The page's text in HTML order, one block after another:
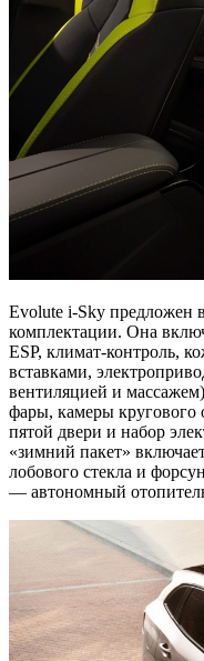
Evolute i-Sky предложен
комплектации. Она
ESP, климат-контроль,
вставками,
вентиляцией и
фары, камеры кругового
пятой двери и набор
«зимний пакет»
лобового стекла и
— автономный